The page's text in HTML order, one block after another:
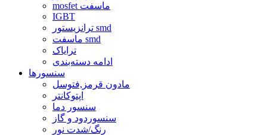
mosfet ماسفت
IGBT
ترانزیستور smd
ماسفت smd
ترایاک
ادامه دسته‌بندی
سنسورها
مادون قرمز,فتوسل
اپتوکانتر
سنسور دما
سنسوردود و گاز
رنگ/شدت نور